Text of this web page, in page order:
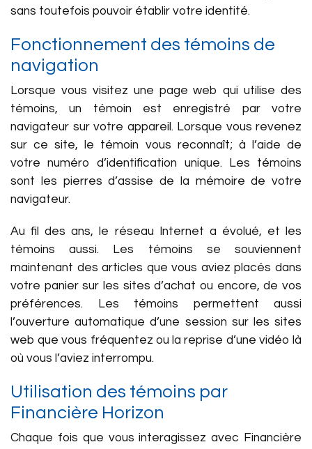
sans toutefois pouvoir établir votre identité.
Fonctionnement des témoins de
navigation
Lorsque vous visitez une page web qui utilise des
témoins, un témoin est enregistré par votre
navigateur sur votre appareil. Lorsque vous revenez
sur ce site, le témoin vous reconnaît; à l’aide de
votre numéro d’identification unique. Les témoins
sont les pierres d’assise de la mémoire de votre
navigateur.
Au fil des ans, le réseau Internet a évolué, et les
témoins aussi. Les témoins se souviennent
maintenant des articles que vous aviez placés dans
votre panier sur les sites d’achat ou encore, de vos
préférences. Les témoins permettent aussi
l’ouverture automatique d’une session sur les sites
web que vous fréquentez ou la reprise d’une vidéo là
où vous l’aviez interrompu.
Utilisation des témoins par
Financière Horizon
Chaque fois que vous interagissez avec Financière